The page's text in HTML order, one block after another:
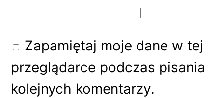
Zapamiętaj moje dane w tej
przeglądarce podczas pisania
kolejnych komentarzy.